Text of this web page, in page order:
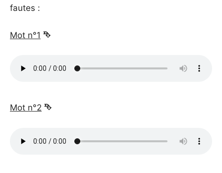
fautes :
Mot n°1 ⮷
Mot n°2 ⮷